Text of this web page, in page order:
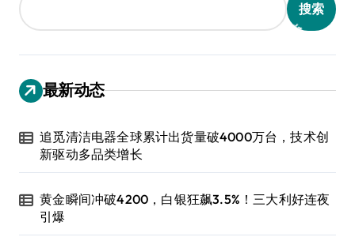
搜索
最新动态
追觅清洁电器全球累计出货量破4000万台，技术创
新驱动多品类增长
黄金瞬间冲破4200，白银狂飙3.5%！三大利好连夜
引爆